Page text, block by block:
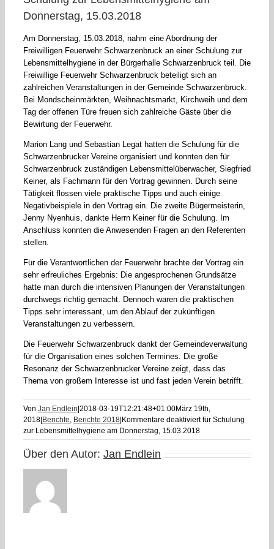
Donnerstag, 15.03.2018
Am Donnerstag, 15.03.2018, nahm eine Abordnung der
Freiwilligen Feuerwehr Schwarzenbruck an einer Schulung zur
Lebensmittelhygiene in der Bürgerhalle Schwarzenbruck teil. Die
Freiwillige Feuerwehr Schwarzenbruck beteiligt sich an
zahlreichen Veranstaltungen in der Gemeinde Schwarzenbruck.
Bei Mondscheinmärkten, Weihnachtsmarkt, Kirchweih und dem
Tag der offenen Türe freuen sich zahlreiche Gäste über die
Bewirtung der Feuerwehr.
Marion Lang und Sebastian Legat hatten die Schulung für die
Schwarzenbrucker Vereine organisiert und konnten den für
Schwarzenbruck zuständigen Lebensmittelüberwacher, Siegfried
Keiner, als Fachmann für den Vortrag gewinnen. Durch seine
Tätigkeit flossen viele praktische Tipps und auch einige
Negativbeispiele in den Vortrag ein. Die zweite Bügermeisterin,
Jenny Nyenhuis, dankte Herrn Keiner für die Schulung. Im
Anschluss konnten die Anwesenden Fragen an den Referenten
stellen.
Für die Verantwortlichen der Feuerwehr brachte der Vortrag ein
sehr erfreuliches Ergebnis: Die angesprochenen Grundsätze
hatte man durch die intensiven Planungen der Veranstaltungen
durchwegs richtig gemacht. Dennoch waren die praktischen
Tipps sehr interessant, um den Ablauf der zukünftigen
Veranstaltungen zu verbessern.
Die Feuerwehr Schwarzenbruck dankt der Gemeindeverwaltung
für die Organisation eines solchen Termines. Die große
Resonanz der Schwarzenbrucker Vereine zeigt, dass das
Thema von großem Interesse ist und fast jeden Verein betrifft.
Von Jan Endlein 2018-03-19T12:21:48+01:00März 19th,
2018 Berichte, Berichte 2018 Kommentare deaktiviertfür Schulung
zur Lebensmittelhygiene am Donnerstag, 15.03.2018
Über den Autor: Jan Endlein